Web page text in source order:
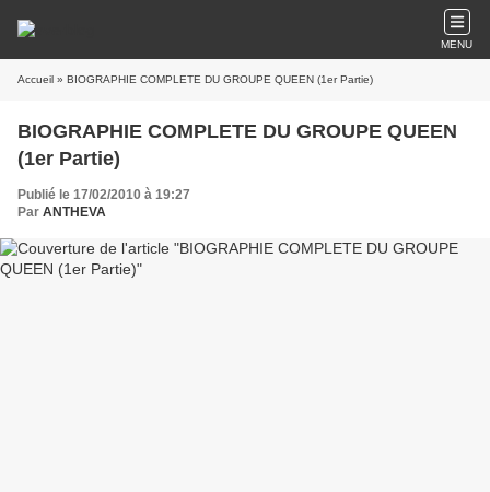
MENU
Accueil » BIOGRAPHIE COMPLETE DU GROUPE QUEEN (1er Partie)
BIOGRAPHIE COMPLETE DU GROUPE QUEEN
(1er Partie)
Publié le 17/02/2010 à 19:27
Par ANTHEVA